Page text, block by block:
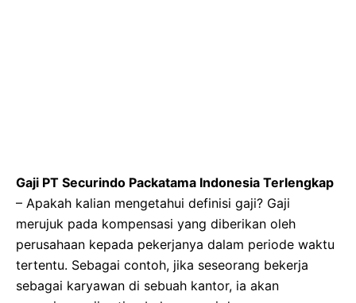
Gaji PT Securindo Packatama Indonesia Terlengkap
– Apakah kalian mengetahui definisi gaji? Gaji
merujuk pada kompensasi yang diberikan oleh
perusahaan kepada pekerjanya dalam periode waktu
tertentu. Sebagai contoh, jika seseorang bekerja
sebagai karyawan di sebuah kantor, ia akan